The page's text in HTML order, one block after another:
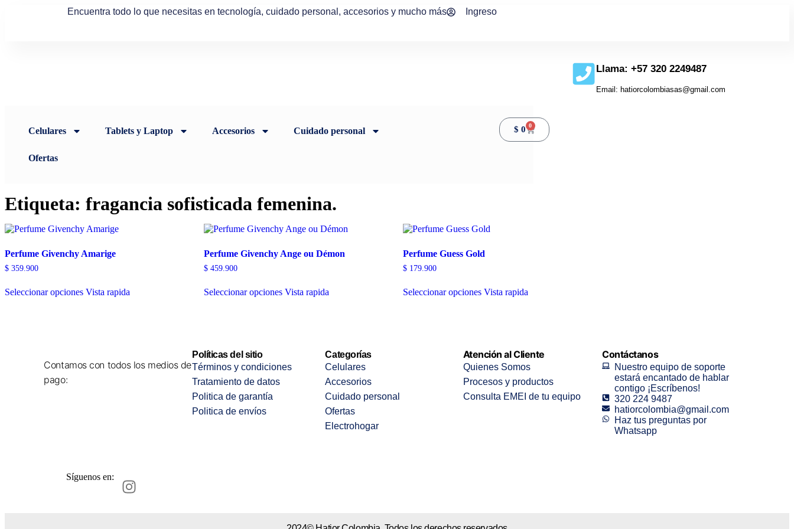
Encuentra todo lo que necesitas en tecnología, cuidado personal, accesorios y mucho más Ingreso
Llama: +57 320 2249487
Email: hatiorcolombiasas@gmail.com
Celulares Tablets y Laptop Accesorios Cuidado personal
Ofertas
$ 0 0
Etiqueta: fragancia sofisticada femenina.
Perfume Givenchy Amarige
$ 359.900
Seleccionar opciones Vista rapida
Perfume Givenchy Ange ou Démon
$ 459.900
Seleccionar opciones Vista rapida
Perfume Guess Gold
$ 179.900
Seleccionar opciones Vista rapida
Contamos con todos los medios de
pago:
Políticas del sitio
Términos y condiciones
Tratamiento de datos
Politica de garantía
Politica de envíos
Categorías
Celulares
Accesorios
Cuidado personal
Ofertas
Electrohogar
Atención al Cliente
Quienes Somos
Procesos y productos
Consulta EMEI de tu equipo
Contáctanos
Nuestro equipo de soporte
estará encantado de hablar
contigo ¡Escríbenos!
320 224 9487
hatiorcolombia@gmail.com
Haz tus preguntas por
Whatsapp
Síguenos en: